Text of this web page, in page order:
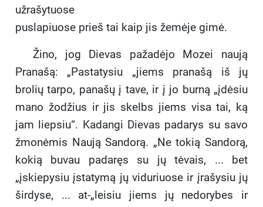
užrašytuose
puslapiuose prieš tai kaip jis žemėje gimė.
Žino, jog Dievas pažadėjo Mozei naują
Pranašą: „Pastatysiu „jiems pranašą iš jų
brolių tarpo, panašų į tave, ir į jo burną „įdėsiu
mano žodžius ir jis skelbs jiems visa tai, ką
jam liepsiu“. Kadangi Dievas padarys su savo
žmonėmis Naują Sandorą. „Ne tokią Sandorą,
kokią buvau padaręs su jų tėvais, ... bet
„įskiepysiu įstatymą jų viduriuose ir įrašysiu jų
širdyse, ... at-„leisiu jiems jų nedorybes ir